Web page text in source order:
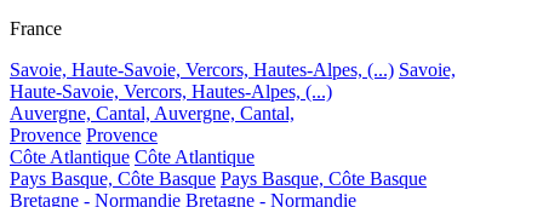
France
Savoie, Haute-Savoie, Vercors, Hautes-Alpes, (...) Savoie,
Haute-Savoie, Vercors, Hautes-Alpes, (...)
Auvergne, Cantal, Auvergne, Cantal,
Provence Provence
Côte Atlantique Côte Atlantique
Pays Basque, Côte Basque Pays Basque, Côte Basque
Bretagne - Normandie Bretagne - Normandie